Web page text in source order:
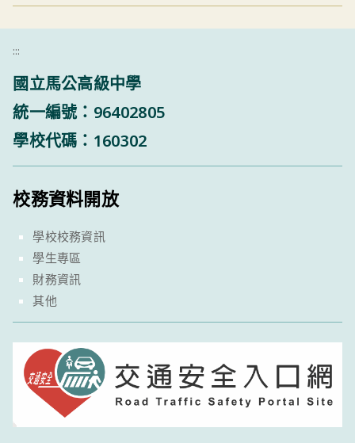
:::
國立馬公高級中學
統一編號：96402805
學校代碼：160302
校務資料開放
學校校務資訊
學生專區
財務資訊
其他